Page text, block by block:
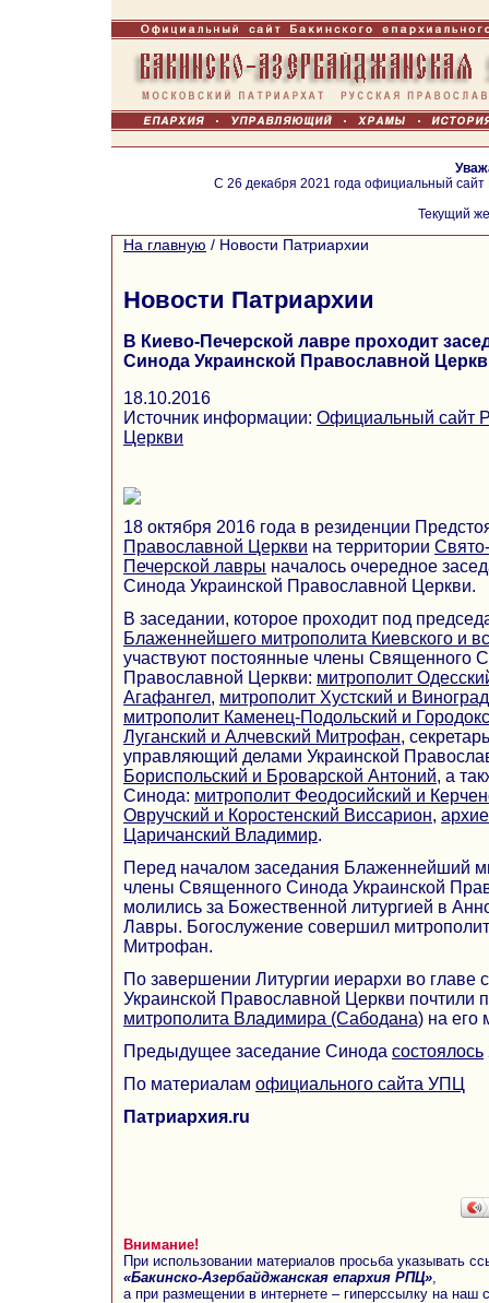
С 26 декабря 2021 года официальный
Текущий
На главную / Новости Патриархии
Новости Патриархии
В Киево-Печерской лавре проходит
Синода Украинской Православной
18.10.2016
Источник информации: Официальный сайт
Церкви
18 октября 2016 года в резиденции
Православной Церкви на территории
Печерской лавры началось очередное
Синода Украинской Православной Церкви.
В заседании, которое проходит под
Блаженнейшего митрополита Киевского и
участвуют постоянные члены Священного
Православной Церкви: митрополит
Агафангел, митрополит Хустский и
митрополит Каменец-Подольский и
Луганский и Алчевский Митрофан,
управляющий делами Украинской
Бориспольский и Броварской Антоний, а
Синода: митрополит Феодосийский и
Овручский и Коростенский Виссарион,
Царичанский Владимир.
Перед началом заседания Блаженнейший
члены Священного Синода Украинской
молились за Божественной литургией в
Лавры. Богослужение совершил
Митрофан.
По завершении Литургии иерархи во главе
Украинской Православной Церкви почтили
митрополита Владимира (Сабодана) на его
Предыдущее заседание Синода состоялось
По материалам официального сайта УПЦ
Патриархия.ru
Внимание!
При использовании материалов просьба указывать
«Бакинско-Азербайджанская епархия РПЦ»
а при размещении в интернете – гиперссылку на наш